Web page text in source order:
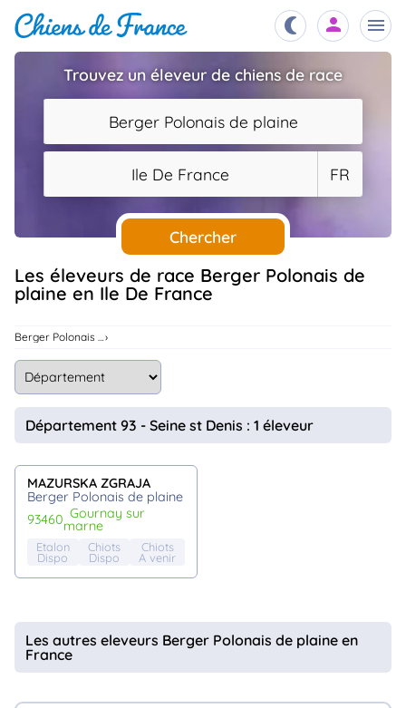
Chiots
Éleveurs
Étalons
Chiens
Services
..
Assurances
Connexion
Trouvez un éleveur de chiens de race
Berger Polonais de plaine
Ile De France FR
Chercher
Les éleveurs de race Berger Polonais de
plaine en Ile De France
Berger Polonais De Plaine
Département 93 - Seine st Denis : 1 éleveur
MAZURSKA ZGRAJA
Berger Polonais de plaine
93460 gournay sur
marne
Etalon
Dispo
Chiots
Dispo
Chiots
A venir
Les autres eleveurs Berger Polonais de plaine en
France